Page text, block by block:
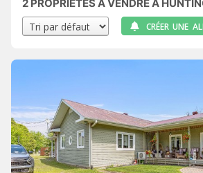
2 PROPRIÉTÉS À VENDRE À
CRÉER UNE